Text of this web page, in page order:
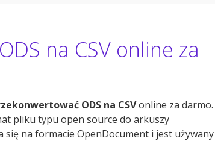
na CSV online za
ODS na CSVonline za darmo.
pliku typu open source do arkuszy
na formacie OpenDocument i jest używany